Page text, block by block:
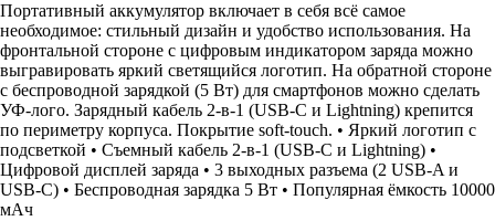
Портативный аккумулятор включает в себя всё самое
необходимое: стильный дизайн и удобство использования. На
фронтальной стороне с цифровым индикатором заряда можно
выгравировать яркий светящийся логотип. На обратной стороне
с беспроводной зарядкой (5 Вт) для смартфонов можно сделать
УФ-лого. Зарядный кабель 2-в-1 (USB-С и Lightning) крепится
по периметру корпуса. Покрытие soft-touch. • Яркий логотип с
подсветкой • Съемный кабель 2-в-1 (USB-С и Lightning) •
Цифровой дисплей заряда • 3 выходных разъема (2 USB-A и
USB-C) • Беспроводная зарядка 5 Вт • Популярная ёмкость 10000
мАч